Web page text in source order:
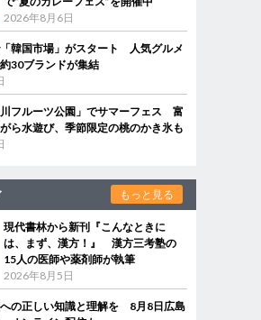
2026年8月6日
韓国市場」がスタート 人気グルメ
30ブランドが集結
川フルーツ公園」でサマーフェス 富
ら水遊び、季節限定の桃のかき氷も
もっと見る
現代書林から新刊『こんなときに
は、まず、漢方！』 漢方三考塾の
15人の医師や薬剤師が執筆
2026年8月5日
の正しい知識と理解を 8月8日広島